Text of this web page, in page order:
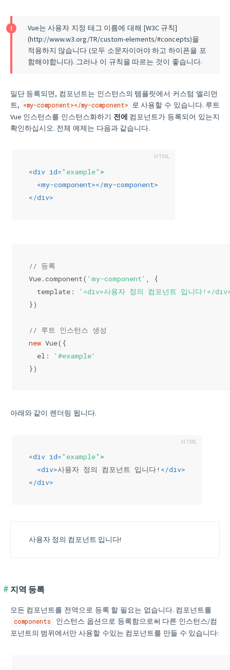
Vue는 사용자 지정 태그 이름에 대해 [W3C 규칙]
(http://www.w3.org/TR/custom-elements/#concepts)을
적용하지 않습니다 (모두 소문자이어야 하고 하이픈을 포
함해야합니다). 그러나 이 규칙을 따르는 것이 좋습니다.
일단 등록되면, 컴포넌트는 인스턴스의 템플릿에서 커스텀 엘리먼
트, <my-component></my-component> 로 사용할 수 있습니다. 루트
Vue 인스턴스를 인스턴스화하기 전에 컴포넌트가 등록되어 있는지
확인하십시오. 전체 예제는 다음과 같습니다.
<div id="example" >
<my-component></my-component>
</div>
// 등록
Vue.component( 'my-component' , {
  template:
'<div>사용자 정의 컴포넌트 입니다!</
})
// 루트 인스턴스 생성
new Vue({
  el:
'#example'
})
아래와 같이 렌더링 됩니다.
<div id="example" >
<div>사용자 정의 컴포넌트 입니다! </div>
</div>
사용자 정의 컴포넌트 입니다!
지역 등록
모든 컴포넌트를 전역으로 등록 할 필요는 없습니다. 컴포넌트를
components
인스턴스 옵션으로 등록함으로써 다른 인스턴스/컴
포넌트의 범위에서만 사용할 수있는 컴포넌트를 만들 수 있습니다: